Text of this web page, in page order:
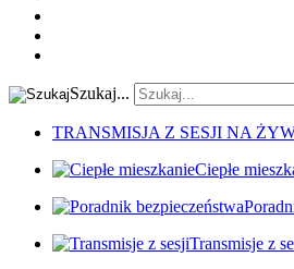
Szukaj...
TRANSMISJA Z SESJI NA
Ciepłe
Transmisje z